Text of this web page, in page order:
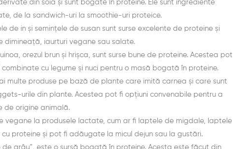
din soia și sunt bogate în proteine. Ele sunt ingrediente
de la sandwich-uri la smoothie-uri proteice.
de in și semințele de susan sunt surse excelente de proteine și
dimineață, iaurturi vegane sau salate.
orezul brun și hrișca, sunt surse bune de proteine. Acestea pot
cu legume și nuci pentru o masă bogată în proteine.
multe produse pe bază de plante care imită carnea și care sunt
urile din plante. Acestea pot fi opțiuni convenabile pentru a
de origine animală.
vegane la produsele lactate, cum ar fi laptele de migdale, laptele
proteine și pot fi adăugate la micul dejun sau la gustări.
de grâu”, este o sursă bogată în proteine. Acesta este făcut din